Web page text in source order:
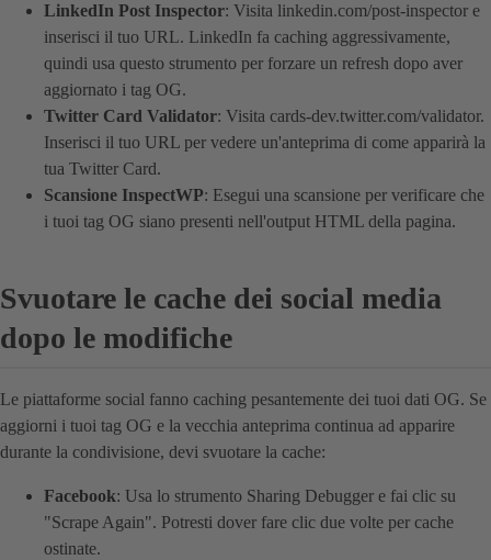
LinkedIn Post Inspector: Visita linkedin.com/post-inspector e
inserisci il tuo URL. LinkedIn fa caching aggressivamente,
quindi usa questo strumento per forzare un refresh dopo aver
aggiornato i tag OG.
Twitter Card Validator: Visita cards-dev.twitter.com/validator.
Inserisci il tuo URL per vedere un'anteprima di come apparirà la
tua Twitter Card.
Scansione InspectWP: Esegui una scansione per verificare che
i tuoi tag OG siano presenti nell'output HTML della pagina.
Svuotare le cache dei social media
dopo le modifiche
Le piattaforme social fanno caching pesantemente dei tuoi dati OG. Se
aggiorni i tuoi tag OG e la vecchia anteprima continua ad apparire
durante la condivisione, devi svuotare la cache:
Facebook: Usa lo strumento Sharing Debugger e fai clic su
"Scrape Again". Potresti dover fare clic due volte per cache
ostinate.